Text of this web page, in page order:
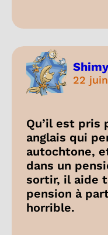
22
Qu’il est pris
anglais qui
autochtone,
dans un
sortir, il aide
pension à
horrible.